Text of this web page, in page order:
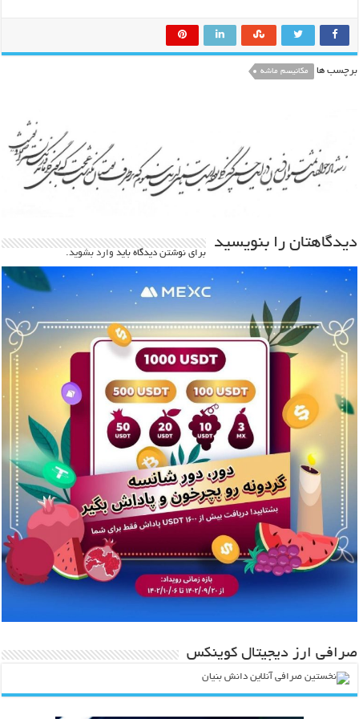
برچسب ها مکانیسم ماشه
دیدگاهتان را بنویسید
برای نوشتن دیدگاه باید وارد بشوید.
صرافی ارز دیجیتال کوینکس